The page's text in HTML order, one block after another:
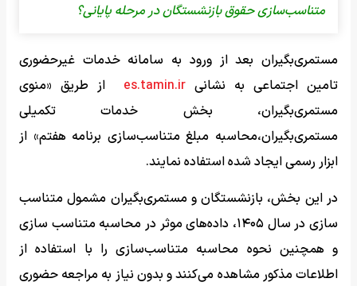
متناسب‌سازی حقوق بازنشستگان در مرحله پایانی؟
مستمری‌بگیران بعد از ورود به سامانه خدمات غیرحضوری
تامین اجتماعی به نشانیes.tamin.ir از طریق «منوی
مستمری‌بگیران، بخش خدمات تکمیلی
مستمری‌بگیران،محاسبه مبلغ متناسب‌سازی برنامه هفتم» از
ابزار رسمی ایجاد شده استفاده نمایند.
در این بخش، بازنشستگان و مستمری‌بگیران مشمول متناسب
سازی در سال ۱۴۰۵، داده‌های موثر در محاسبه متناسب سازی
و همچنین نحوه محاسبه متناسب‌سازی را با استفاده از
اطلاعات مذکور مشاهده می‌کنند و بدون نیاز به مراجعه حضوری